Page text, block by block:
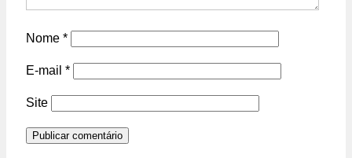
Nome *
E-mail *
Site